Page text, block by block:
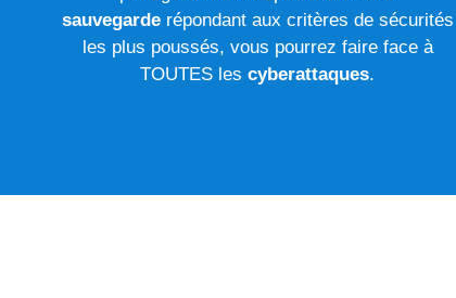
sauvegarde répondant aux critères de sécurités
les plus poussés, vous pourrez faire face à
TOUTES les cyberattaques.